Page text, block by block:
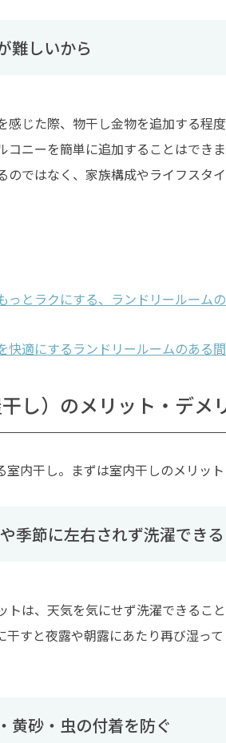
難しいから
感じた際、物干し金物を追加する程
コニーを簡単に追加することはでき
のではなく、家族構成やライフスタ
っとラクにする、ランドリールーム
快適にするランドリールームのある
し）のメリット・デメ
内干し。まずは室内干しのメリッ
季節に左右されず洗濯できる
トは、天気を気にせず洗濯できるこ
干すと夜露や朝露にあたり再び湿っ
黄砂・虫の付着を防ぐ